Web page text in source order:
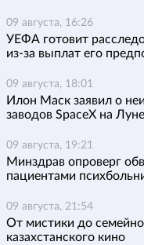
09 августа, 16:26
УЕФА готовит
из-за выплат его
09 августа, 18:01
Илон Маск заявил о
заводов SpaceX на Луне
09 августа, 19:21
Минздрав опроверг
пациентами
09 августа, 21:54
От мистики до
казахстанского кино